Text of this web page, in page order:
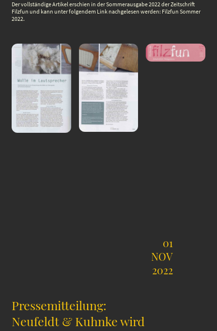
Der vollständige Artikel erschien in der Sommerausgabe 2022 der Zeitschrift
Filzfun und kann unter folgendem Link nachgelesen werden: Filzfun Sommer
2022.
01
NOV
2022
Pressemitteilung:
Neufeldt & Kuhnke wird